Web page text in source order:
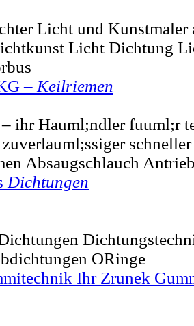
Licht und Kunstmaler
Licht Dichtung
– Keilriemen
ihr Hauml;ndler fuuml;r
Absaugschlauch
Dichtungen
ORinge
Ihr Zrunek